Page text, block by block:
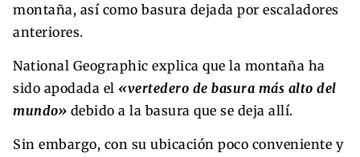
montaña, así como basura dejada por escaladores
anteriores.
National Geographic explica que la montaña ha
sido apodada el «vertedero de basura más alto del
mundo» debido a la basura que se deja allí.
Sin embargo, con su ubicación poco conveniente y